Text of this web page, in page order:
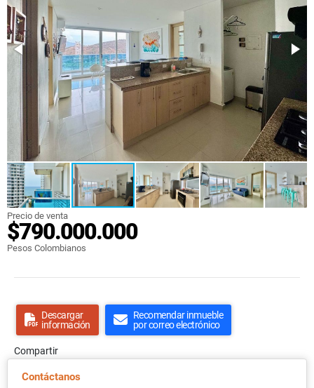
Precio de venta
$790.000.000
Pesos Colombianos
Descargar
información
Recomendar inmueble
por correo electrónico
Compartir
Contáctanos